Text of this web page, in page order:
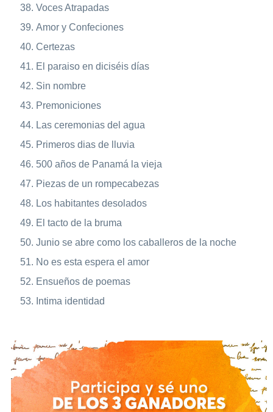
Voces Atrapadas
Amor y Confeciones
Certezas
El paraiso en diciséis días
Sin nombre
Premoniciones
Las ceremonias del agua
Primeros dias de lluvia
500 años de Panamá la vieja
Piezas de un rompecabezas
Los habitantes desolados
El tacto de la bruma
Junio se abre como los caballeros de la noche
No es esta espera el amor
Ensueños de poemas
Intima identidad